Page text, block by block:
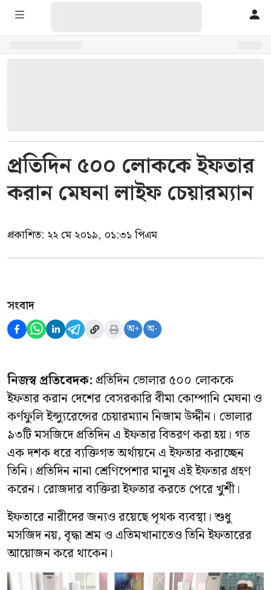
প্রতিদিন ৫০০ লোককে ইফতার
করান মেঘনা লাইফ চেয়ারম্যান
প্রকাশিত: ২২ মে ২০১৯, ০১:৩১ পিএম
সংবাদ
অ+ অ-
নিজস্ব প্রতিবেদক:প্রতিদিন ভোলার ৫০০ লোককে
ইফতার করান দেশের বেসরকারি বীমা কোম্পানি মেঘনা ও
কর্ণফুলি ইন্স্যুরেন্সের চেয়ারম্যান নিজাম উদ্দীন। ভোলার
৯৩টি মসজিদে প্রতিদিন এ ইফতার বিতরণ করা হয়। গত
এক দশক ধরে ব্যক্তিগত অর্থায়নে এ ইফতার করাচ্ছেন
তিনি। প্রতিদিন নানা শ্রেণিপেশার মানুষ এই ইফতার গ্রহণ
করেন। রোজদার ব্যক্তিরা ইফতার করতে পেরে খুশী।
ইফতারে নারীদের জন্যও রয়েছে পৃথক ব্যবস্থা। শুধু
মসজিদ নয়, বৃদ্ধা শ্রম ও এতিমখানাতেও তিনি ইফতারের
আয়োজন করে থাকেন।